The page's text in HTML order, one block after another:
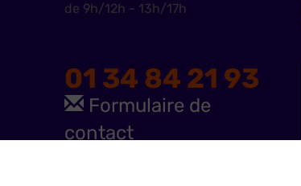
de 9h/12h - 13h/17h
01 34 84 21 93
Formulaire de
contact